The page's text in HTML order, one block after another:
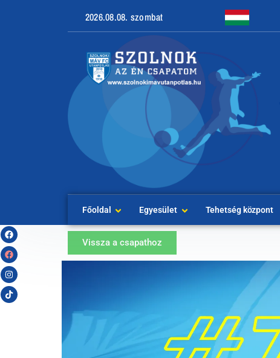
2026.08.08. szombat
Főoldal Egyesület Tehetség központ
Vissza a csapathoz